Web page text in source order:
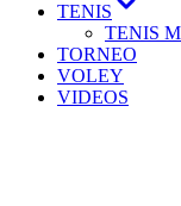
TENIS
TENIS
TORNEO
VOLEY
VIDEOS